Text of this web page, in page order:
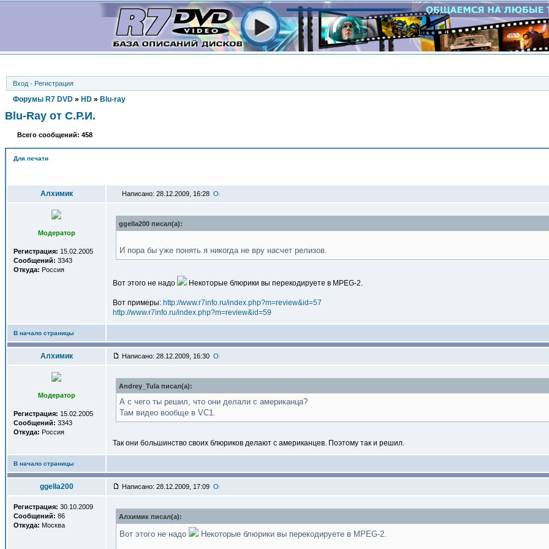
Вход · Регистрация
Форумы R7 DVD » HD » Blu-ray
Blu-Ray от С.Р.И.
Всего сообщений: 458
Для печати
Алхимик Написано: 28.12.2009, 16:28
Модератор
Регистрация: 15.02.2005
Сообщений: 3343
Откуда: Россия
ggella200 писал(a):
И пора бы уже понять я никогда не вру насчет релизов.
Вот этого не надо Некоторые блюрики вы перекодируете в MPEG-2.
Вот примеры: http://www.r7info.ru/index.php?m=review&id=57
http://www.r7info.ru/index.php?m=review&id=59
В начало страницы
Алхимик Написано: 28.12.2009, 16:30
Модератор
Регистрация: 15.02.2005
Сообщений: 3343
Откуда: Россия
Andrey_Tula писал(a):
А с чего ты решил, что они делали с американца?
Там видео вообще в VC1.
Так они большинство своих блюриков делают с американцев. Поэтому так и решил.
В начало страницы
ggella200 Написано: 28.12.2009, 17:09
Регистрация: 30.10.2009
Сообщений: 86
Откуда: Москва
Алхимик писал(a):
Вот этого не надо Некоторые блюрики вы перекодируете в MPEG-2.